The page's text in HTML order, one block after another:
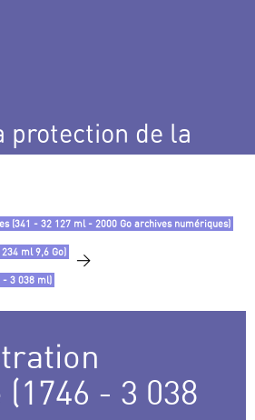
protection de la
(341 - 32 127 ml - 2000 Go archives numériques)
ml 9,6 Go) >
3 038 ml)
- 3 038